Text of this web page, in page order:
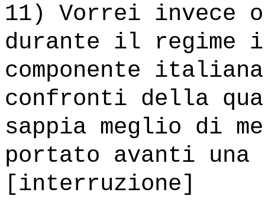
11) Vorrei invece
durante il
componente
confronti della
sappia meglio di
portato avanti
[interruzione]